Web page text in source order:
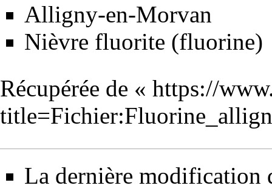
Alligny-en-Morvan
Nièvre fluorite (fluorine)
Récupérée de « https://
La dernière modification